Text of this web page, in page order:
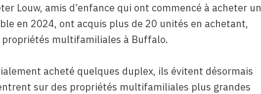
Louw, amis d’enfance qui ont commencé à acheter un
en 2024, ont acquis plus de 20 unités en achetant,
multifamiliales à Buffalo.
acheté quelques duplex, ils évitent désormais
sur des propriétés multifamiliales plus grandes